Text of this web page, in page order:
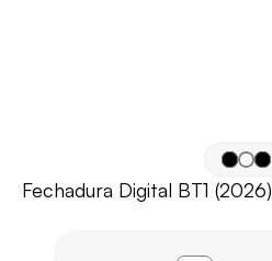
Fechadura Digital BT1 (2026)